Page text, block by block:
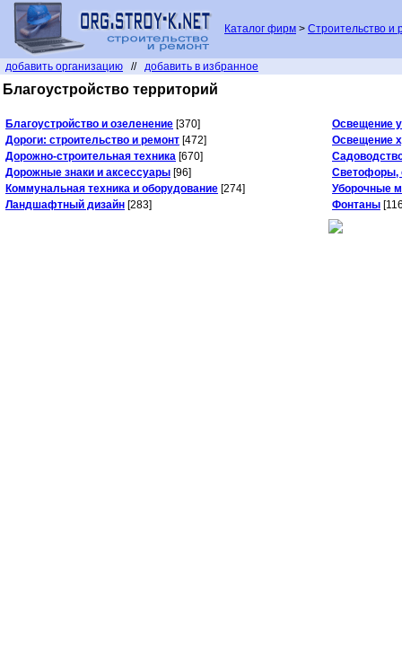
Каталог фирм > Строительство и
добавить организацию // добавить в избранное
Благоустройство территорий
Благоустройство и озеленение [370]
Освещение
Дороги: строительство и ремонт [472]
Освещение
Дорожно-строительная техника [670]
Дорожные знаки и аксессуары [96]
Светофоры,
Коммунальная техника и оборудование [274]
Уборочные
Ландшафтный дизайн [283] Фонтаны